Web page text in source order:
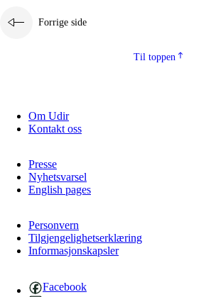
Forrige side
Til toppen
Om Udir
Kontakt oss
Presse
Nyhetsvarsel
English pages
Personvern
Tilgjengelighetserklæring
Informasjonskapsler
Facebook